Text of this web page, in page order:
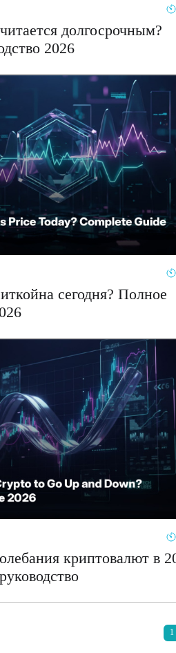
долгосрочным?
2026
сегодня? Полное
криптовалют в
1